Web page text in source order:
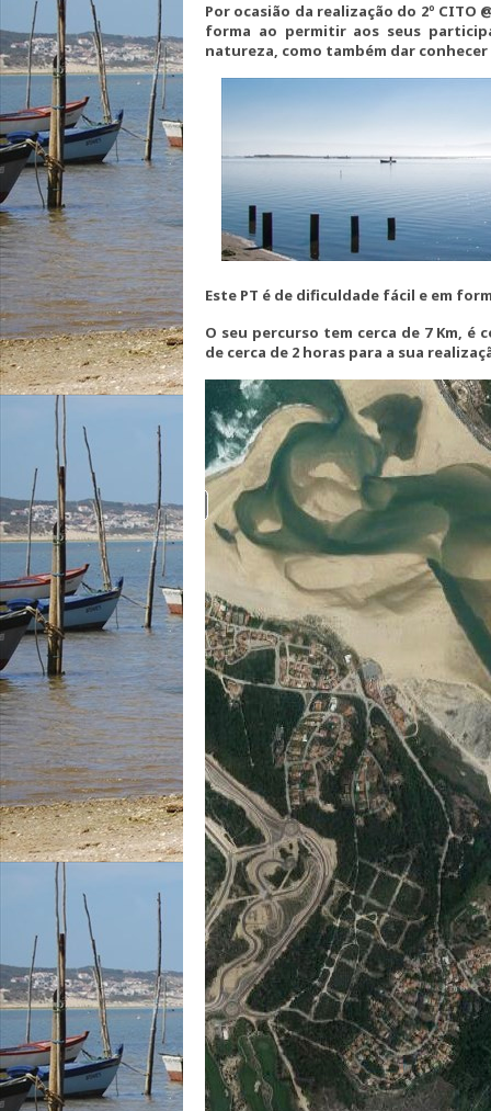
Por ocasião da realização do 2º CITO
forma ao permitir aos seus
natureza, como também dar
Este PT é de dificuldade fácil e em
O seu percurso tem cerca de 7 Km,
de cerca de 2 horas para a sua